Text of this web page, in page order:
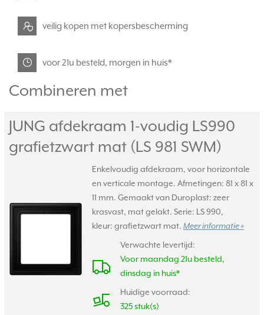
veilig kopen met kopersbescherming
voor 21u besteld, morgen in huis*
Combineren met
JUNG afdekraam 1-voudig LS990
grafietzwart mat (LS 981 SWM)
Enkelvoudig afdekraam, voor horizontale
en verticale montage. Afmetingen: 81 x 81 x
11 mm. Gemaakt van Duroplast: zeer
krasvast, mat gelakt. Serie: LS 990,
kleur: grafietzwart mat. Meer informatie »
Verwachte levertijd:
Voor maandag 21u besteld,
dinsdag in huis*
Huidige voorraad:
325 stuk(s)